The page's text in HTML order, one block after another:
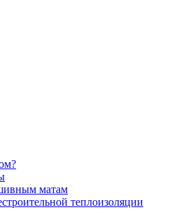
матам
теплоизоляции